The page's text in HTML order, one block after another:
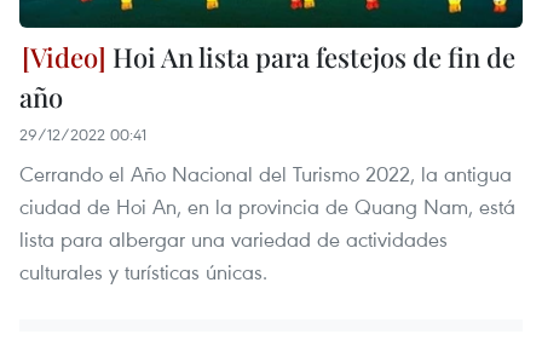
Hoi An lista para festejos de fin de
año
29/12/2022 00:41
Cerrando el Año Nacional del Turismo 2022, la antigua
ciudad de Hoi An, en la provincia de Quang Nam, está
lista para albergar una variedad de actividades
culturales y turísticas únicas.